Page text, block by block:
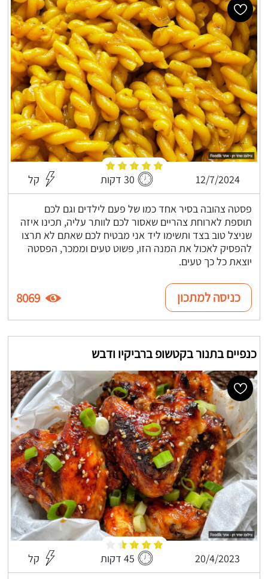
12/7/2024 30 דקות קל
פסטה צהובה בסיר אחד כמו של פעם לילדים וגם לכם
תוספת לארוחת צהריים שאסור לכם לוותר עליה, תכינו איזה
שניצל טוב בצד ותשימו ליד אני מבטיח לכם שאתם לא תרצו
להפסיק לאכול את המנה הזו, פשוט טעים וממכר, הפסטה
יוצאת כל כך טעים.
כניסה למתכון 8069
כנפיים בתנור בקטשופ ברביקיו ודבש
20/4/2023 45 דקות קל